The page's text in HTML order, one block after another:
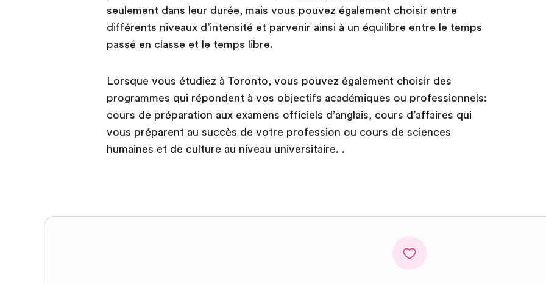
seulement dans leur durée, mais vous pouvez également choisir entre
différents niveaux d’intensité et parvenir ainsi à un équilibre entre le temps
passé en classe et le temps libre.
Lorsque vous étudiez à Toronto, vous pouvez également choisir des
programmes qui répondent à vos objectifs académiques ou professionnels:
cours de préparation aux examens officiels d’anglais, cours d’affaires qui
vous préparent au succès de votre profession ou cours de sciences
humaines et de culture au niveau universitaire. .